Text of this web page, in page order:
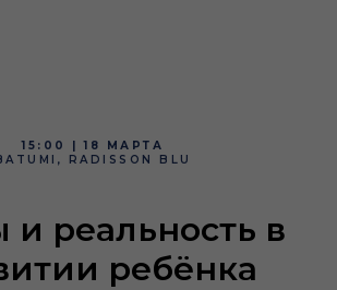
15:00 | 18 МАРТА
RADISSON BLU
реальность в
ребёнка